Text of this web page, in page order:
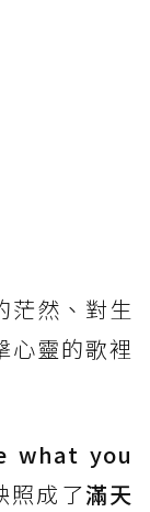
茫然、對生
心靈的歌裡
what you
照成了滿天